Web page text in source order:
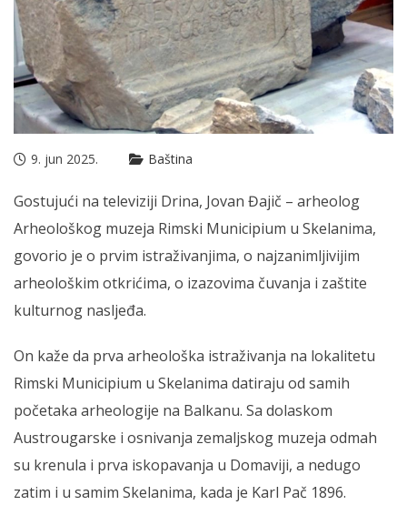
9. jun 2025. Baština
Gostujući na televiziji Drina, Jovan Đajič – arheolog
Arheološkog muzeja Rimski Municipium u Skelanima,
govorio je o prvim istraživanjima, o najzanimljivijim
arheološkim otkrićima, o izazovima čuvanja i zaštite
kulturnog nasljeđa.
On kaže da prva arheološka istraživanja na lokalitetu
Rimski Municipium u Skelanima datiraju od samih
početaka arheologije na Balkanu. Sa dolaskom
Austrougarske i osnivanja zemaljskog muzeja odmah
su krenula i prva iskopavanja u Domaviji, a nedugo
zatim i u samim Skelanima, kada je Karl Pač 1896.